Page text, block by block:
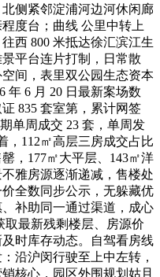
侧紧邻淀浦河边河休闲廊
度台；曲线 公里中转上
西 800 米抵达徐汇滨江生
平台连片打制，日常散
间，表里双公园生态资本
年 6 月 20 日最新案场数
835 套室第，累计网签
单周成交 23 套，单周发
，112㎡高层三房成交占比
，177㎡大平层、143㎡洋
雅房源逐渐递减，售楼处
全数同步公示，无躲藏优
补助同一通过渠道，成心
取最新残剩楼层、房源价
时库存动态。自驾看房线
沿沪闵行驶至上中左转，
核心，园区外围规划姑且